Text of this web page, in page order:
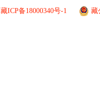
藏ICP备18000340号-1 藏